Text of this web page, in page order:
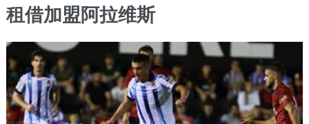
租借加盟阿拉维斯